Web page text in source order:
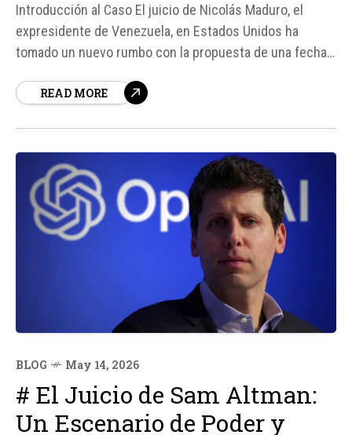
Introducción al Caso El juicio de Nicolás Maduro, el
expresidente de Venezuela, en Estados Unidos ha
tomado un nuevo rumbo con la propuesta de una fecha
Distrito Sur de Nueva York y los abogados de Maduro
READ MORE
BLOG May 14, 2026
# El Juicio de Sam Altman:
Un Escenario de Poder y